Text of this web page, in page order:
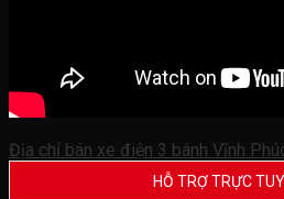
Địa chỉ bán xe điện 3 bánh Vĩnh
HỖ TRỢ TRỰC